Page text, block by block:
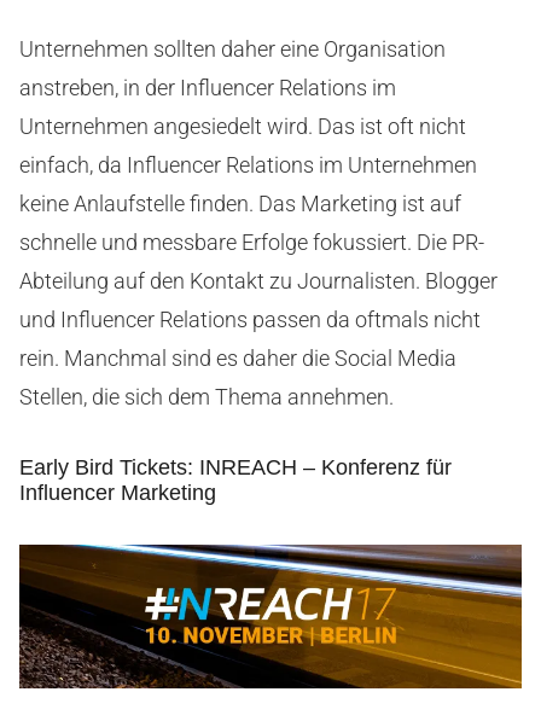
Unternehmen sollten daher eine Organisation
anstreben, in der Influencer Relations im
Unternehmen angesiedelt wird. Das ist oft nicht
einfach, da Influencer Relations im Unternehmen
keine Anlaufstelle finden. Das Marketing ist auf
schnelle und messbare Erfolge fokussiert. Die PR-
Abteilung auf den Kontakt zu Journalisten. Blogger
und Influencer Relations passen da oftmals nicht
rein. Manchmal sind es daher die Social Media
Stellen, die sich dem Thema annehmen.
Early Bird Tickets: INREACH – Konferenz für
Influencer Marketing